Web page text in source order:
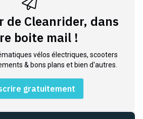
de Cleanrider, dans
boite mail !
vélos électriques, scooters
& bons plans et bien d'autres.
gratuitement